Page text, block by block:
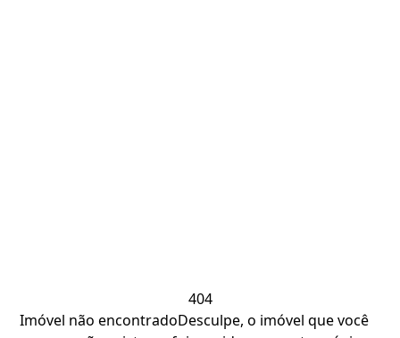
404
Imóvel não encontradoDesculpe, o imóvel que você